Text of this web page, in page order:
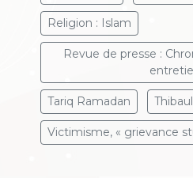
Religion : Islam
Revue de presse :
Tariq Ramadan
Victimisme, « grievance